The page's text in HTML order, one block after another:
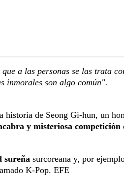
a las personas se las trata
inmorales son algo común".
de Seong Gi-hun, un
y misteriosa competición
sureña surcoreana y, por
K-Pop. EFE